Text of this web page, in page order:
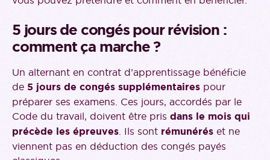
5 jours de congés pour révision :
comment ça marche ?
Un alternant en contrat d’apprentissage bénéficie
de 5 jours de congés supplémentaires pour
préparer ses examens. Ces jours, accordés par le
Code du travail, doivent être pris dans le mois qui
précède les épreuves. Ils sont rémunérés et ne
viennent pas en déduction des congés payés